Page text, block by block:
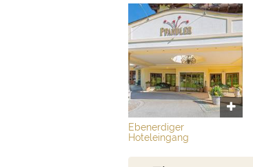
Ebenerdiger
Hoteleingang